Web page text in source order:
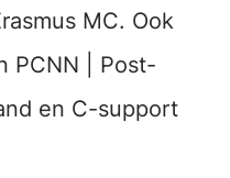
MC. Ook
PCNN | Post-
en C-support